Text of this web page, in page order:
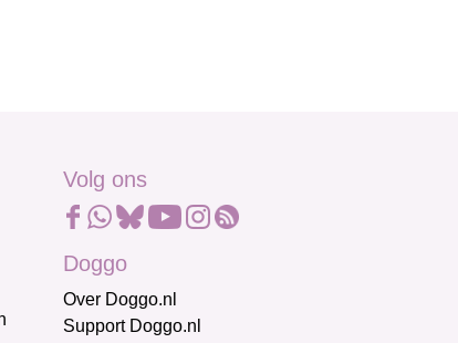
Volg ons
Doggo
Over Doggo.nl
Support Doggo.nl